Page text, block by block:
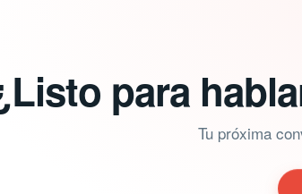
para
Tu próxima